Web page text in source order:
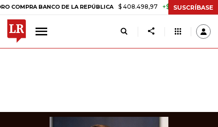
BANCO DE LA REPÚBLICA $ 408.498,97 +$ 8.753,81 +2,19%
SUSCRÍBASE